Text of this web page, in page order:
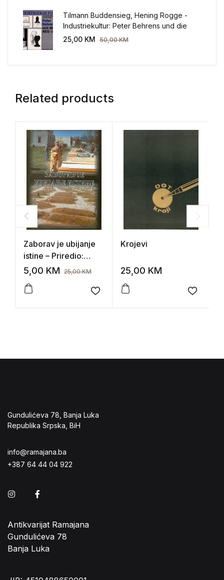
Tilmann Buddensieg, Hening Rogge -
Industriekultur: Peter Behrens und die
AEG 1907-1914.
25,00 KM 50,00KM
Related products
Zaborav je ubijanje
istine – Priredio:
Miroslav Janković
5,00 KM 25,00KM
Add to wishlist
Krojevi
25,00 KM
Add to
Gundulićeva 78, Banja Luka
Republika Srpska, BiH
info@ramajana.ba
+387 64 44 04 922
Instagram
Antikvarijat Ramajana
Gundulićeva 78
Banja Luka